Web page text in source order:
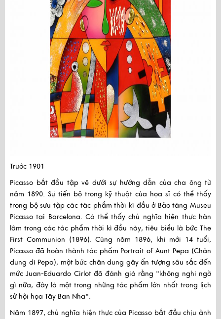
Trước 1901
Picasso bắt đầu tập vẽ dưới sự hướng dẫn của cha ông từ
năm 1890. Sự tiến bộ trong kỹ thuật của họa sĩ có thể thấy
trong bộ sưu tập các tác phẩm thời kì đầu ở Bảo tàng Museu
Picasso tại Barcelona. Có thể thấy chủ nghĩa hiện thực hàn
lâm trong các tác phẩm thời kì đầu này, tiêu biểu là bức The
First Communion (1896). Cũng năm 1896, khi mới 14 tuổi,
Picasso đã hoàn thành tác phẩm Portrait of Aunt Pepa (Chân
dung dì Pepa), một bức chân dung gây ấn tượng sâu sắc đến
mức Juan-Eduardo Cirlot đã đánh giá rằng "không nghi ngờ
gì nữa, đây là một trong những tác phẩm lớn nhất trong lịch
sử hội họa Tây Ban Nha".
Năm 1897, chủ nghĩa hiện thực của Picasso bắt đầu chịu ảnh